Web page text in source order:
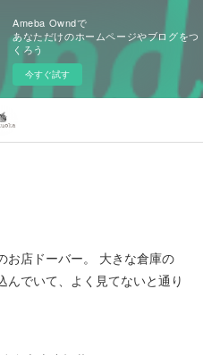
Ameba Owndで
あなただけのホームページやブログをつ
くろう
今すぐ試す
お店ドーバー。 大きな倉庫の
んでいて、よく見てないと通り